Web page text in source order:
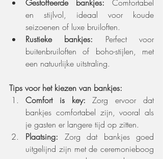
Gestoffeerde bankjes: Comfortabel
en stijlvol, ideaal voor koude
seizoenen of luxe bruiloften.
Rustieke bankjes: Perfect voor
buitenbruiloften of boho-stijlen, met
een natuurlijke uitstraling.
Tips voor het kiezen van bankjes:
Comfort is key: Zorg ervoor dat
bankjes comfortabel zijn, vooral als
je gasten er langere tijd op zitten.
Plaatsing: Zorg dat bankjes goed
uitgelijnd zijn met de ceremonieboog